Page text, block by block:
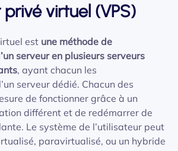
virtuel (VPS)
est une méthode de
serveur en plusieurs serveurs
, ayant chacun les
serveur dédié. Chacun des
de fonctionner grâce à un
différent et de redémarrer de
Le système de l’utilisateur peut
paravirtualisé, ou un hybride